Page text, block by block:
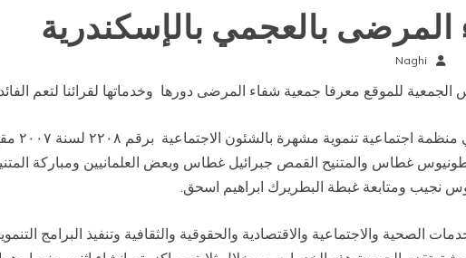
بالعجمي بالإسكندرية
Naghi
للموقع معرفا جمعية شفاء المرضى دورها وخدماتها لقرائنا لتعم
غطاس والمتنيح القمص جبرائيل غطاس وبعض العلمانيين ومباركة
نجيب ومتابعة غبطة البطريرك ابراهيم اسحق.
الصحية والاجتماعية والاقتصادية والحقوقية والثقافية وتنفيذ البرامج